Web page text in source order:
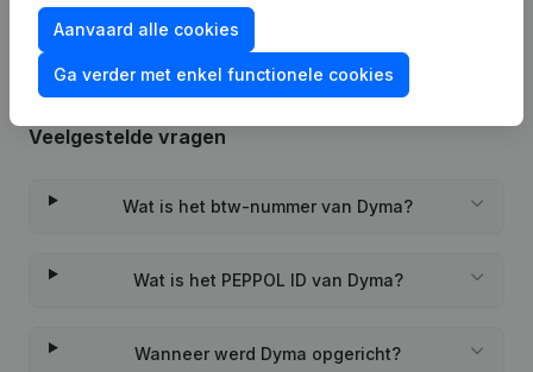
Veelgestelde vragen
Wat is het btw-nummer van Dyma?
Wat is het PEPPOL ID van Dyma?
Wanneer werd Dyma opgericht?
Aanvaard alle cookies
Ga verder met enkel functionele cookies